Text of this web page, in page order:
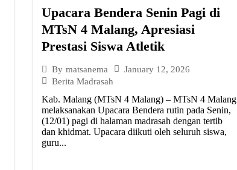
Upacara Bendera Senin Pagi di
MTsN 4 Malang, Apresiasi
Prestasi Siswa Atletik
By matsanema
January 12, 2026
Berita Madrasah
Kab. Malang (MTsN 4 Malang) – MTsN 4 Malang
melaksanakan Upacara Bendera rutin pada Senin,
(12/01) pagi di halaman madrasah dengan tertib
dan khidmat. Upacara diikuti oleh seluruh siswa,
guru...